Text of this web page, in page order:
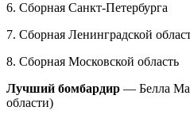
6. Сборная Санкт-Петербурга
7. Сборная Ленинградской
8. Сборная Московской область
Лучший бомбардир — Белла
области)